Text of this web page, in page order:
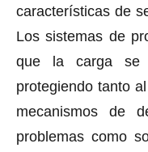
características de
Los sistemas de
que la carga se
protegiendo tanto
mecanismos de
problemas como